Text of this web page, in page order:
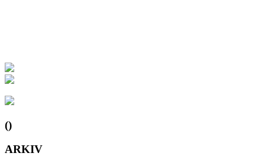
()
ARKIV